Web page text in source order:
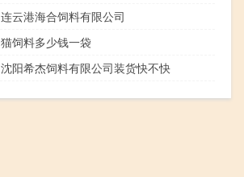
连云港海合饲料有限公司
猫饲料多少钱一袋
沈阳希杰饲料有限公司装货快不快